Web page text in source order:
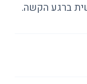
ברגע הקשה.